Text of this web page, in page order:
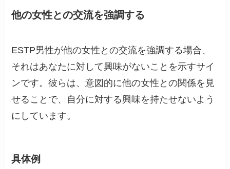
他の女性との交流を強調する
ESTP男性が他の女性との交流を強調する場合、
それはあなたに対して興味がないことを示すサイ
ンです。彼らは、意図的に他の女性との関係を見
せることで、自分に対する興味を持たせないよう
にしています。
具体例